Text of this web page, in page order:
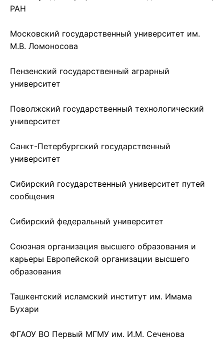
РАН
Московский государственный университет им.
М.В. Ломоносова
Пензенский государственный аграрный
университет
Поволжский государственный технологический
университет
Санкт-Петербургский государственный
университет
Сибирский государственный университет путей
сообщения
Сибирский федеральный университет
Союзная организация высшего образования и
карьеры Европейской организации высшего
образования
Ташкентский исламский институт им. Имама
Бухари
ФГАОУ ВО Первый МГМУ им. И.М. Сеченова